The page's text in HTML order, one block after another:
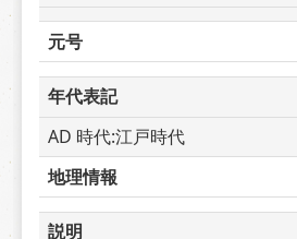
元号
年代表記
AD 時代:江戸時代
地理情報
説明